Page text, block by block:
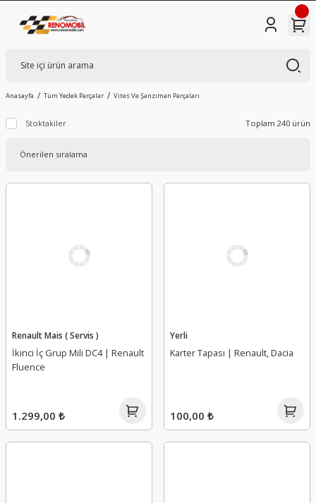
Anasayfa Tüm Yedek Parçalar Vites Ve Şanzıman Parçaları
Stoktakiler Toplam 240 ürün
Renault Mais ( Servis )
İkinci İç Grup Mili DC4 | Renault
Fluence
1.299,00 ₺
Yerli
Karter Tapası | Renault, Dacia
100,00 ₺